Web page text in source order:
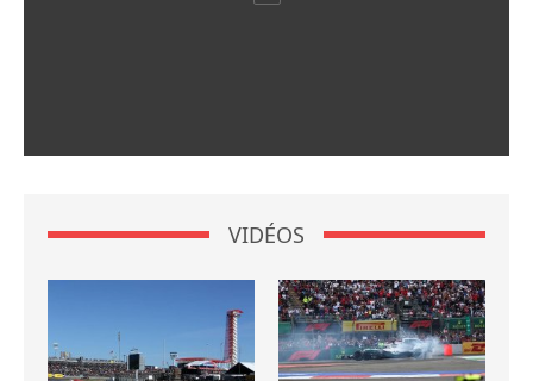
VIDÉOS